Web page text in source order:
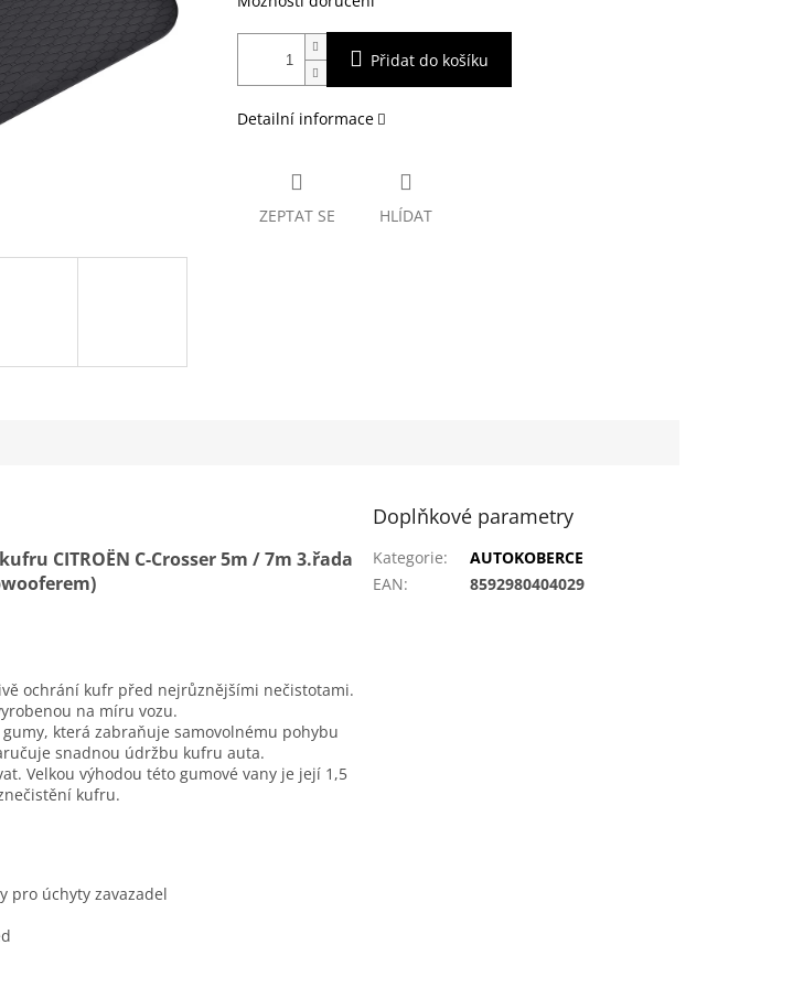
Přidat do košíku
Detailní informace
ZEPTAT SE HLÍDAT
CITROËN C-Crosser 5m / 7m 3.řada
ochrání kufr před nejrůznějšími nečistotami.
na míru vozu.
gumy, která zabraňuje samovolnému pohybu
snadnou údržbu kufru auta.
Velkou výhodou této gumové vany je její 1,5
kufru.
pro úchyty zavazadel
Doplňkové parametry
Kategorie:
AUTOKOBERCE
EAN: 8592980404029